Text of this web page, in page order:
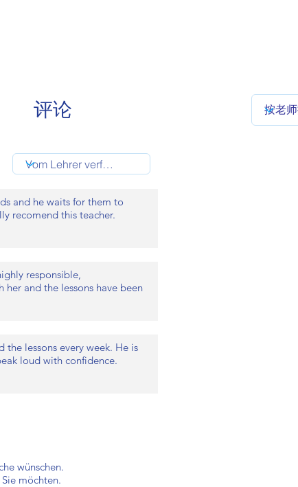
评论
and he waits for them to
recomend this teacher.
responsible,
and the lessons have been
the lessons every week. He is
loud with confidence.
wünschen.
möchten.